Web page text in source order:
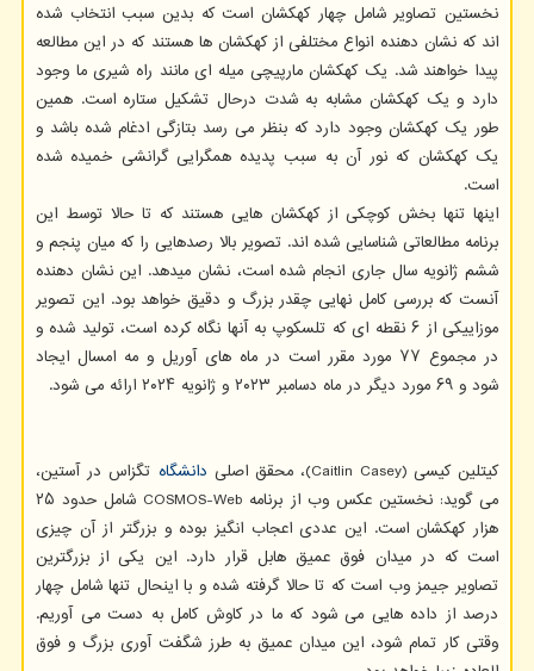
نخستین تصاویر شامل چهار کهکشان است که بدین سبب انتخاب شده
اند که نشان دهنده انواع مختلفی از کهکشان ها هستند که در این مطالعه
پیدا خواهند شد. یک کهکشان مارپیچی میله ای مانند راه شیری ما وجود
دارد و یک کهکشان مشابه به شدت درحال تشکیل ستاره است. همین
طور یک کهکشان وجود دارد که بنظر می رسد بتازگی ادغام شده باشد و
یک کهکشان که نور آن به سبب پدیده همگرایی گرانشی خمیده شده
است.
اینها تنها بخش کوچکی از کهکشان هایی هستند که تا حالا توسط این
برنامه مطالعاتی شناسایی شده اند. تصویر بالا رصدهایی را که میان پنجم و
ششم ژانویه سال جاری انجام شده است، نشان میدهد. این نشان دهنده
آنست که بررسی کامل نهایی چقدر بزرگ و دقیق خواهد بود. این تصویر
موزاییکی از ۶ نقطه ای که تلسکوپ به آنها نگاه کرده است، تولید شده و
در مجموع ۷۷ مورد مقرر است در ماه های آوریل و مه امسال ایجاد
شود و ۶۹ مورد دیگر در ماه دسامبر ۲۰۲۳ و ژانویه ۲۰۲۴ ارائه می شود.
کیتلین کیسی (Caitlin Casey)، محقق اصلی دانشگاه تگزاس در آستین،
می گوید: نخستین عکس وب از برنامه COSMOS-Web شامل حدود ۲۵
هزار کهکشان است. این عددی اعجاب انگیز بوده و بزرگتر از آن چیزی
است که در میدان فوق عمیق هابل قرار دارد. این یکی از بزرگترین
تصاویر جیمز وب است که تا حالا گرفته شده و با اینحال تنها شامل چهار
درصد از داده هایی می شود که ما در کاوش کامل به دست می آوریم.
وقتی کار تمام شود، این میدان عمیق به طرز شگفت آوری بزرگ و فوق